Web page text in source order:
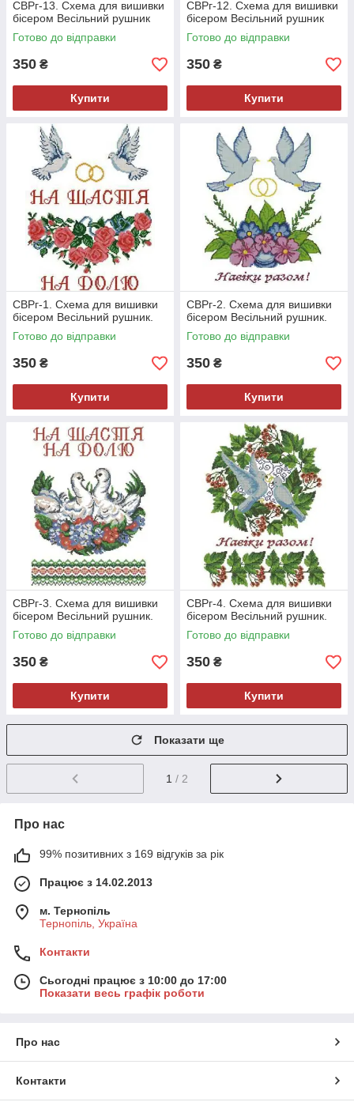
СВРг-13. Схема для вишивки
бісером Весільний рушник
Готово до відправки
350 ₴
Купити
СВРг-12. Схема для вишивки
бісером Весільний рушник
Готово до відправки
350 ₴
Купити
СВРг-1. Схема для вишивки
бісером Весільний рушник.
Готово до відправки
350 ₴
Купити
СВРг-2. Схема для вишивки
бісером Весільний рушник.
Готово до відправки
350 ₴
Купити
СВРг-3. Схема для вишивки
бісером Весільний рушник.
Готово до відправки
350 ₴
Купити
СВРг-4. Схема для вишивки
бісером Весільний рушник.
Готово до відправки
350 ₴
Купити
Показати ще
1 / 2
Про нас
99% позитивних з 169 відгуків за рік
Працює з 14.02.2013
м. Тернопіль
Тернопіль, Україна
Контакти
Сьогодні працює з 10:00 до 17:00
Показати весь графік роботи
Про нас
Контакти